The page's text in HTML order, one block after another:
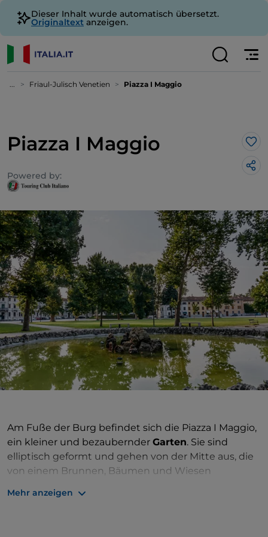
Dieser Inhalt wurde automatisch übersetzt.
Originaltext anzeigen.
... Friaul-Julisch Venetien Piazza I Maggio
Piazza I Maggio
Powered by:
Am Fuße der Burg befindet sich die Piazza I Maggio,
ein kleiner und bezaubernder Garten. Sie sind
elliptisch geformt und gehen von der Mitte aus, die
von einem Brunnen, Bäumen und Wiesen
der Einwohner von Udine (die ihn „Zardin Grant“,
Mehr anzeigen